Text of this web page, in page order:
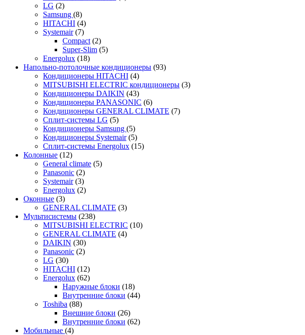
LG (2)
Samsung (8)
HITACHI (4)
Systemair (7)
Compact (2)
Super-Slim (5)
Energolux (18)
Напольно-потолочные кондиционеры (93)
Кондиционеры HITACHI (4)
MITSUBISHI ELECTRIC кондиционеры (3)
Кондиционеры DAIKIN (43)
Кондиционеры PANASONIC (6)
Кондиционеры GENERAL CLIMATE (7)
Сплит-системы LG (5)
Кондиционеры Samsung (5)
Кондиционеры Systemair (5)
Сплит-системы Energolux (15)
Колонные (12)
General climate (5)
Panasonic (2)
Systemair (3)
Energolux (2)
Оконные (3)
GENERAL CLIMATE (3)
Мультисистемы (238)
MITSUBISHI ELECTRIC (10)
GENERAL CLIMATE (4)
DAIKIN (30)
Panasonic (2)
LG (30)
HITACHI (12)
Energolux (62)
Наружные блоки (18)
Внутренние блоки (44)
Toshiba (88)
Внешние блоки (26)
Внутренние блоки (62)
Мобильные (4)